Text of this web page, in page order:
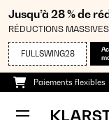
Jusqu’à 28 % de
RÉDUCTIONS
FULLSWING28
Paiements flexibles